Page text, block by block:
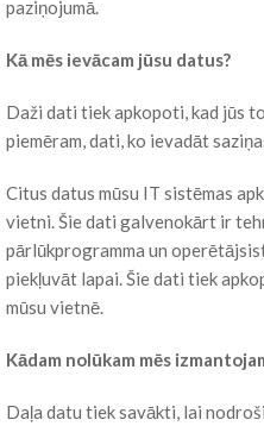
paziņojumā.
Kā mēs ievācam jūsu datus?
Daži dati tiek apkopoti, kad jūs
piemēram, dati, ko ievadāt
Citus datus mūsu IT sistēmas
vietni. Šie dati galvenokārt ir
pārlūkprogramma un
piekļuvāt lapai. Šie dati tiek
mūsu vietnē.
Kādam nolūkam mēs
Daļa datu tiek savākti, lai